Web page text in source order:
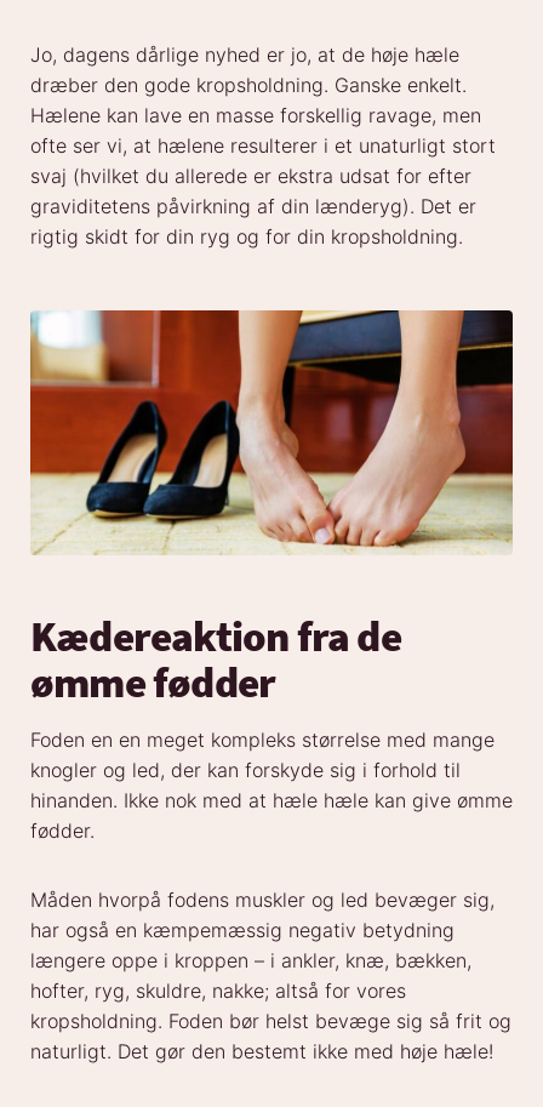
Jo, dagens dårlige nyhed er jo, at de høje hæle
dræber den gode kropsholdning. Ganske enkelt.
Hælene kan lave en masse forskellig ravage, men
ofte ser vi, at hælene resulterer i et unaturligt stort
svaj (hvilket du allerede er ekstra udsat for efter
graviditetens påvirkning af din lænderyg). Det er
rigtig skidt for din ryg og for din kropsholdning.
Kædereaktion fra de
ømme fødder
Foden en en meget kompleks størrelse med mange
knogler og led, der kan forskyde sig i forhold til
hinanden. Ikke nok med at hæle hæle kan give ømme
fødder.
Måden hvorpå fodens muskler og led bevæger sig,
har også en kæmpemæssig negativ betydning
længere oppe i kroppen – i ankler, knæ, bækken,
hofter, ryg, skuldre, nakke; altså for vores
kropsholdning. Foden bør helst bevæge sig så frit og
naturligt. Det gør den bestemt ikke med høje hæle!